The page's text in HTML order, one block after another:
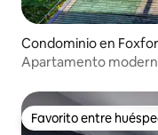
Condominio en
Apartamento
Favorito entre
Favorito entre